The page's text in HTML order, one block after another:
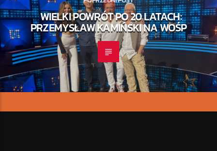
WIELKI POWRÓT PO 20 LATACH:
PRZEMYSŁAW KAMIŃSKI NA WOŚP